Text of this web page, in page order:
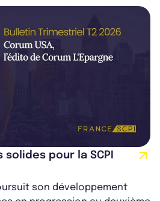
pour la SCPI
son développement